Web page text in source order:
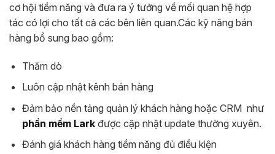
cơ hội tiềm năng và đưa ra ý tưởng về mối quan hệ hợp
tác có lợi cho tất cả các bên liên quan.Các kỹ năng bán
hàng bổ sung bao gồm:
Thăm dò
Luôn cập nhật kênh bán hàng
Đảm bảo nền tảng quản lý khách hàng hoặc CRM như
phần mềm Larkđược cập nhật update thường xuyên.
Đánh giá khách hàng tiềm năng đủ điều kiện